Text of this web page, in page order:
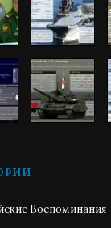
Воспоминания